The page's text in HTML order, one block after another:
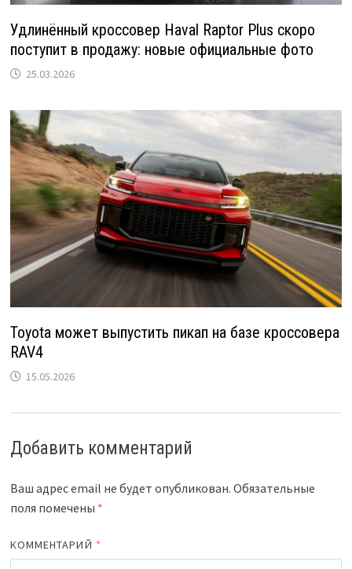
Удлинённый кроссовер Haval Raptor Plus скоро
поступит в продажу: новые официальные фото
25.03.2026
Toyota может выпустить пикап на базе кроссовера
RAV4
15.05.2026
Добавить комментарий
Ваш адрес email не будет опубликован. Обязательные
поля помечены *
КОММЕНТАРИЙ *